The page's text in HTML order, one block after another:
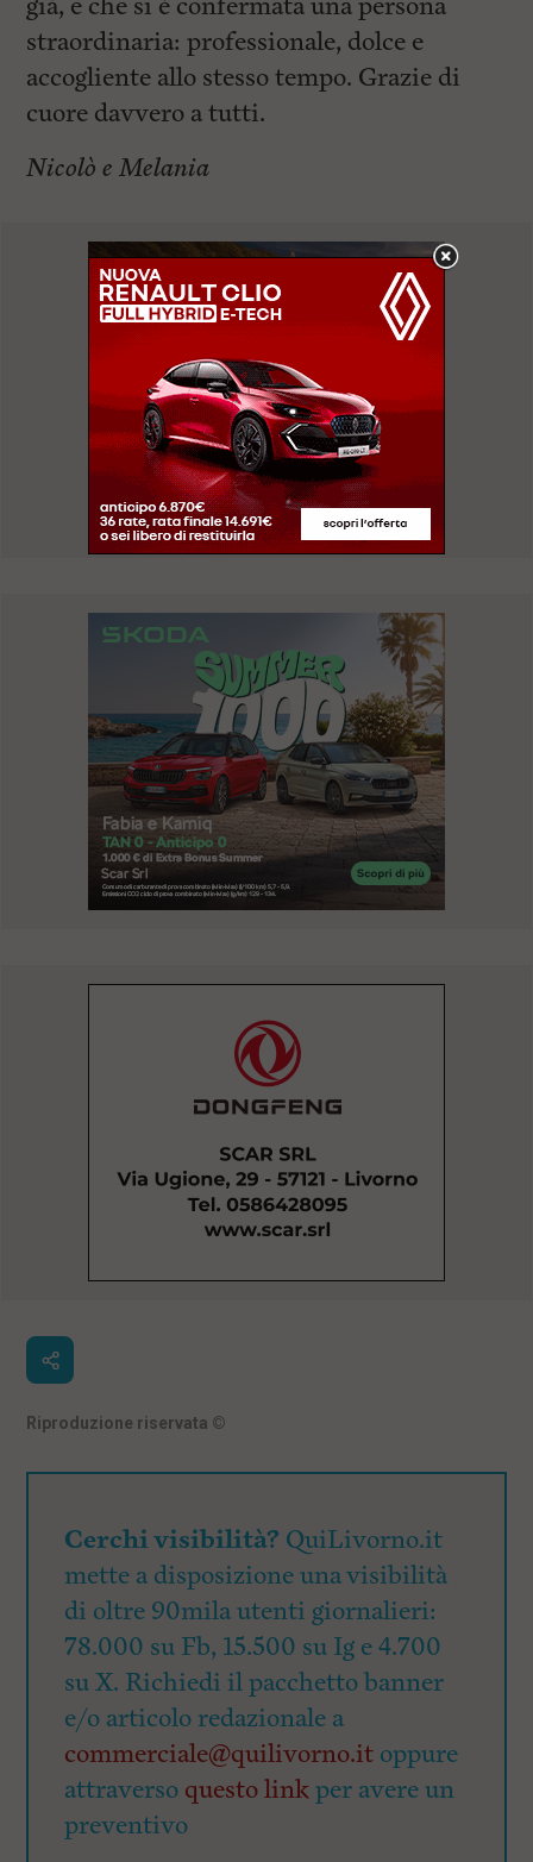
già, e che si è confermata una persona
straordinaria: professionale, dolce e
accogliente allo stesso tempo. Grazie di
cuore davvero a tutti.
Nicolò e Melania
Riproduzione riservata ©
Cerchi visibilità? QuiLivorno.it
mette a disposizione una visibilità
di oltre 90mila utenti giornalieri:
78.000 su Fb, 15.500 su Ig e 4.700
su X. Richiedi il pacchetto banner
e/o articolo redazionale a
commerciale@quilivorno.it oppure
attraverso questo linkper avere un
preventivo